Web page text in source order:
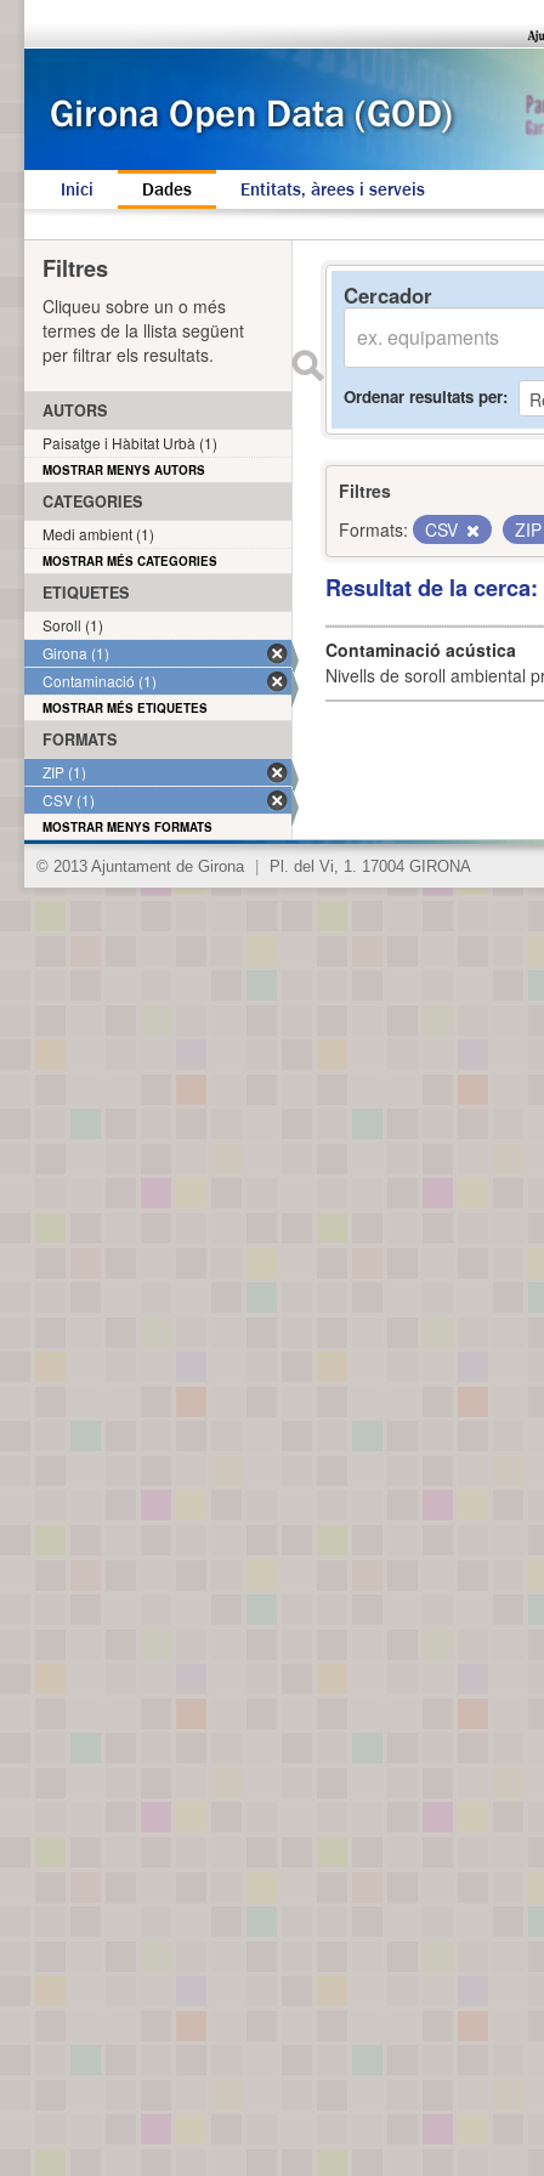
Inici Dades Entitats, àrees i serveis
Cercador
Ordenar resultats per
Filtres
Formats:
CSV
Resultat de la
Contaminació acústica
Nivells de soroll ambiental
Filtres
Cliqueu sobre un o més
termes de la llista següent
per filtrar els resultats.
AUTORS
Paisatge i Hàbitat Urbà (1)
MOSTRAR MENYS AUTORS
CATEGORIES
Medi ambient (1)
MOSTRAR MÉS CATEGORIES
ETIQUETES
Soroll (1)
Girona (1)
Contaminació (1)
MOSTRAR MÉS ETIQUETES
FORMATS
ZIP (1)
CSV (1)
MOSTRAR MENYS FORMATS
© 2013 Ajuntament de Girona Pl. del Vi, 1. 17004 GIRONA